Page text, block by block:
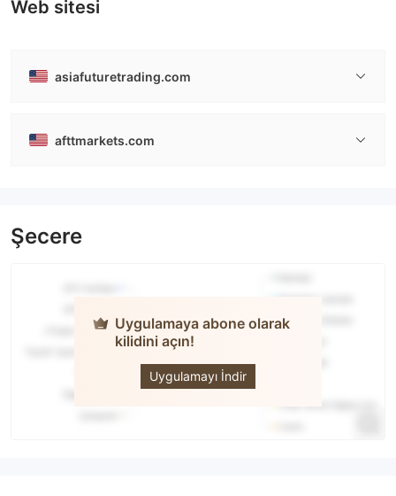
Web sitesi
asiafuturetrading.com
afttmarkets.com
Şecere
Uygulamaya abone olarak
kilidini açın!
Uygulamayı İndir
ASIA
FUTURE
TRADING